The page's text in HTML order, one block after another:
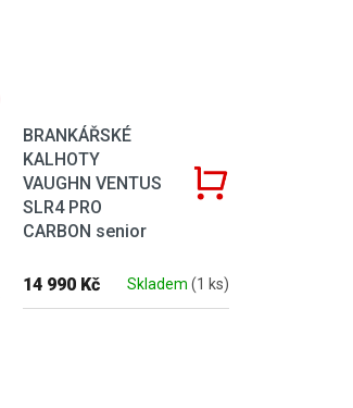
BRANKÁŘSKÉ
KALHOTY
VAUGHN VENTUS
SLR4 PRO
CARBON senior
Skladem (1 ks)
14 990 Kč